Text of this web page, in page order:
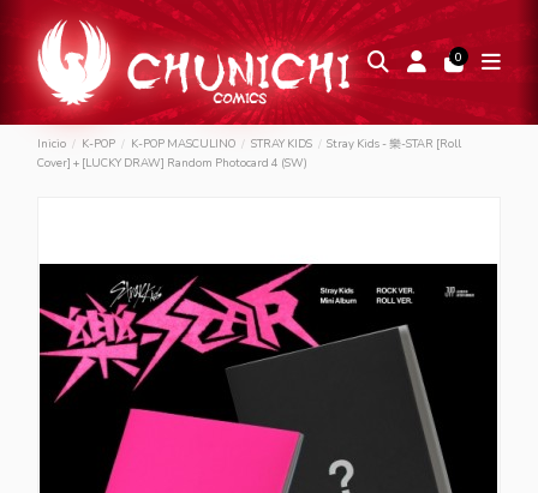
0
Inicio K-POP K-POP MASCULINO STRAY KIDS
Stray Kids - 樂-STAR [Roll
Cover] + [LUCKY DRAW] Random Photocard 4 (SW)